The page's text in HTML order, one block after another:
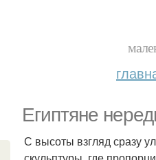
Египтяне
С высоты взгляд сразу